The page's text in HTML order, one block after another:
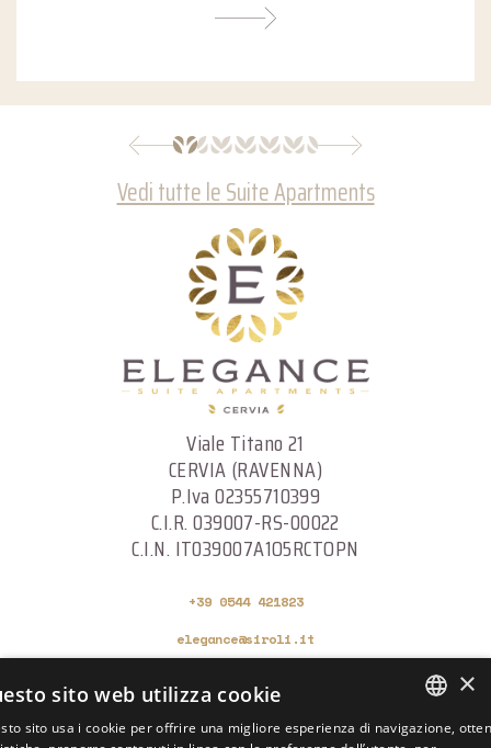
Vedi tutte le Suite Apartments
Viale Titano 21
CERVIA (RAVENNA)
P.Iva 02355710399
C.I.R. 039007-RS-00022
C.I.N. IT039007A1O5RCTOPN
+39 0544 421823
elegance@siroli.it
×
sito web utilizza cookie
sito usa i cookie per offrire una migliore esperienza di navigazione,